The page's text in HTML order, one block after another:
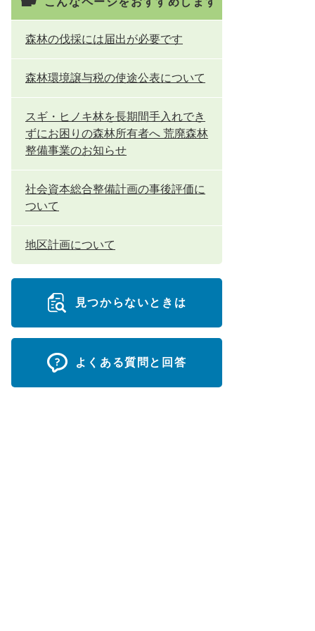
森林の伐採には届出が必要です
森林環境譲与税の使途公表について
スギ・ヒノキ林を長期間手入れでき
ずにお困りの森林所有者へ 荒廃森林
整備事業のお知らせ
社会資本総合整備計画の事後評価に
ついて
地区計画について
見つからないときは
よくある質問と回答